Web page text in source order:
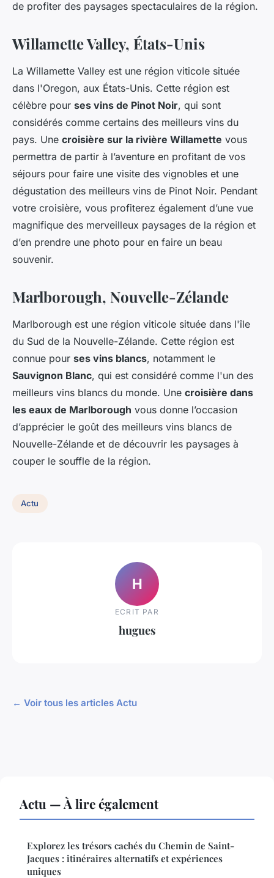
de profiter des paysages spectaculaires de la région.
Willamette Valley, États-Unis
La Willamette Valley est une région viticole située
dans l'Oregon, aux États-Unis. Cette région est
célèbre pour ses vins de Pinot Noir, qui sont
considérés comme certains des meilleurs vins du
pays. Une croisière sur la rivière Willamette vous
permettra de partir à l’aventure en profitant de vos
séjours pour faire une visite des vignobles et une
dégustation des meilleurs vins de Pinot Noir. Pendant
votre croisière, vous profiterez également d’une vue
magnifique des merveilleux paysages de la région et
d’en prendre une photo pour en faire un beau
souvenir.
Marlborough, Nouvelle-Zélande
Marlborough est une région viticole située dans l'île
du Sud de la Nouvelle-Zélande. Cette région est
connue pour ses vins blancs, notamment le
Sauvignon Blanc, qui est considéré comme l'un des
meilleurs vins blancs du monde. Une croisière dans
les eaux de Marlborough vous donne l’occasion
d’apprécier le goût des meilleurs vins blancs de
Nouvelle-Zélande et de découvrir les paysages à
couper le souffle de la région.
Actu
H
ECRIT PAR
hugues
← Voir tous les articles Actu
Actu — À lire également
Explorez les trésors cachés du Chemin de Saint-
Jacques : itinéraires alternatifs et expériences
uniques